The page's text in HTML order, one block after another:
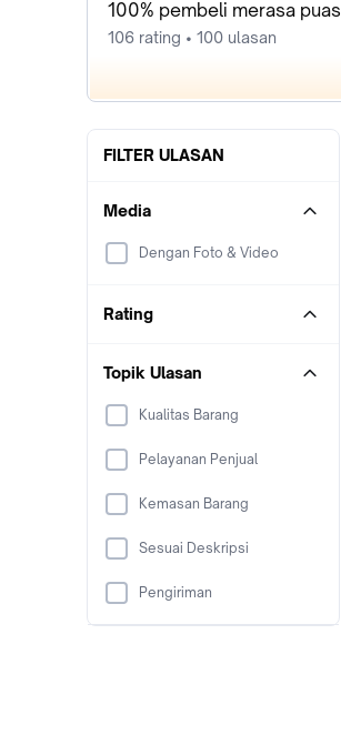
100% pembeli merasa puas
106 rating • 100 ulasan
FILTER ULASAN
Media
Dengan Foto & Video
Rating
Topik Ulasan
Kualitas Barang
Pelayanan Penjual
Kemasan Barang
Sesuai Deskripsi
Pengiriman